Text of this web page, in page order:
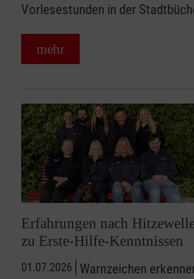
Vorlesestunden in der
mehr
Erfahrungen nach
zu Erste-Hilfe-Kenntnissen
01.07.2026 Warnzeichen